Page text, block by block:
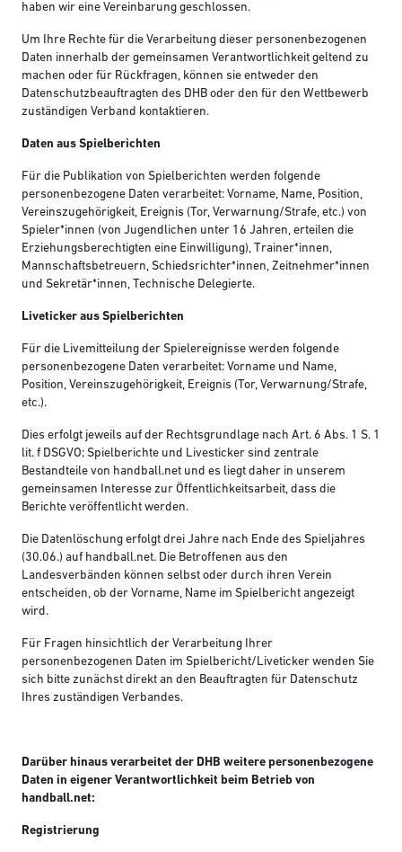
haben wir eine Vereinbarung geschlossen.
Um Ihre Rechte für die Verarbeitung dieser personenbezogenen
Daten innerhalb der gemeinsamen Verantwortlichkeit geltend zu
machen oder für Rückfragen, können sie entweder den
Datenschutzbeauftragten des DHB oder den für den Wettbewerb
zuständigen Verband kontaktieren.
Daten aus Spielberichten
Für die Publikation von Spielberichten werden folgende
personenbezogene Daten verarbeitet: Vorname, Name, Position,
Vereinszugehörigkeit, Ereignis (Tor, Verwarnung/Strafe, etc.) von
Spieler*innen (von Jugendlichen unter 16 Jahren, erteilen die
Erziehungsberechtigten eine Einwilligung), Trainer*innen,
Mannschaftsbetreuern, Schiedsrichter*innen, Zeitnehmer*innen
und Sekretär*innen, Technische Delegierte.
Liveticker aus Spielberichten
Für die Livemitteilung der Spielereignisse werden folgende
personenbezogene Daten verarbeitet: Vorname und Name,
Position, Vereinszugehörigkeit, Ereignis (Tor, Verwarnung/Strafe,
etc.).
Dies erfolgt jeweils auf der Rechtsgrundlage nach Art. 6 Abs. 1 S. 1
lit. f DSGVO; Spielberichte und Livesticker sind zentrale
Bestandteile von handball.net und es liegt daher in unserem
gemeinsamen Interesse zur Öffentlichkeitsarbeit, dass die
Berichte veröffentlicht werden.
Die Datenlöschung erfolgt drei Jahre nach Ende des Spieljahres
(30.06.) auf handball.net. Die Betroffenen aus den
Landesverbänden können selbst oder durch ihren Verein
entscheiden, ob der Vorname, Name im Spielbericht angezeigt
wird.
Für Fragen hinsichtlich der Verarbeitung Ihrer
personenbezogenen Daten im Spielbericht/Liveticker wenden Sie
sich bitte zunächst direkt an den Beauftragten für Datenschutz
Ihres zuständigen Verbandes.
Darüber hinaus verarbeitet der DHB weitere personenbezogene
Daten in eigener Verantwortlichkeit beim Betrieb von
handball.net:
Registrierung